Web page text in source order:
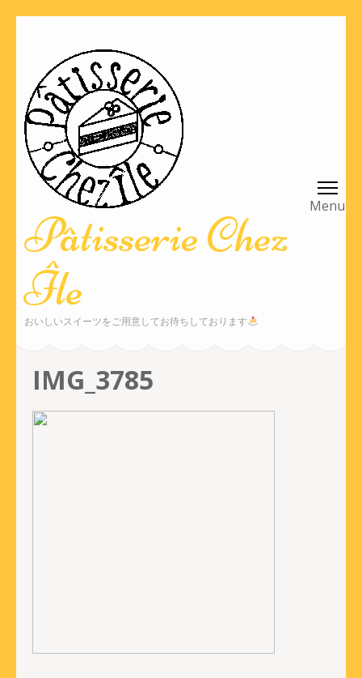
ツ
へ
(Enter
押
す)
Pâtisserie Chez
Île
おいしいスイーツをご用意してお待ちしております
IMG_3785